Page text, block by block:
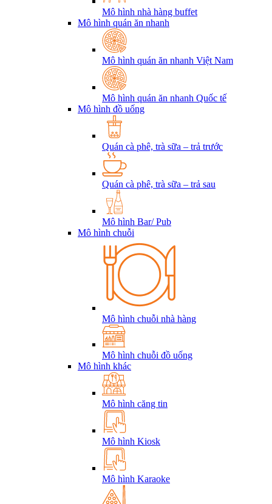
Mô hình nhà hàng buffet
Mô hình quán ăn nhanh
Mô hình quán ăn nhanh Việt Nam
Mô hình quán ăn nhanh Quốc tế
Mô hình đồ uống
Quán cà phê, trà sữa – trả trước
Quán cà phê, trà sữa – trả sau
Mô hình Bar/ Pub
Mô hình chuỗi
Mô hình chuỗi nhà hàng
Mô hình chuỗi đồ uống
Mô hình khác
Mô hình căng tin
Mô hình Kiosk
Mô hình Karaoke